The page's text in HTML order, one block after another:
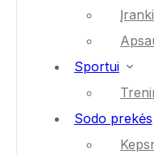
Sportui
Sodo prekės